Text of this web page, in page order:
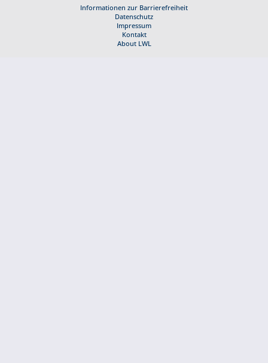
Informationen zur Barrierefreiheit
Datenschutz
Impressum
Kontakt
About LWL